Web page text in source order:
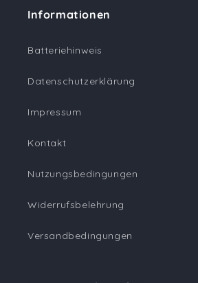
Informationen
Batteriehinweis
Datenschutzerklärung
Impressum
Kontakt
Nutzungsbedingungen
Widerrufsbelehrung
Versandbedingungen